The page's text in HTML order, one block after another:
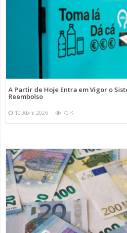
A Partir de Hoje Entra em Vigor o
Reembolso
10 Abril 2026 70 K